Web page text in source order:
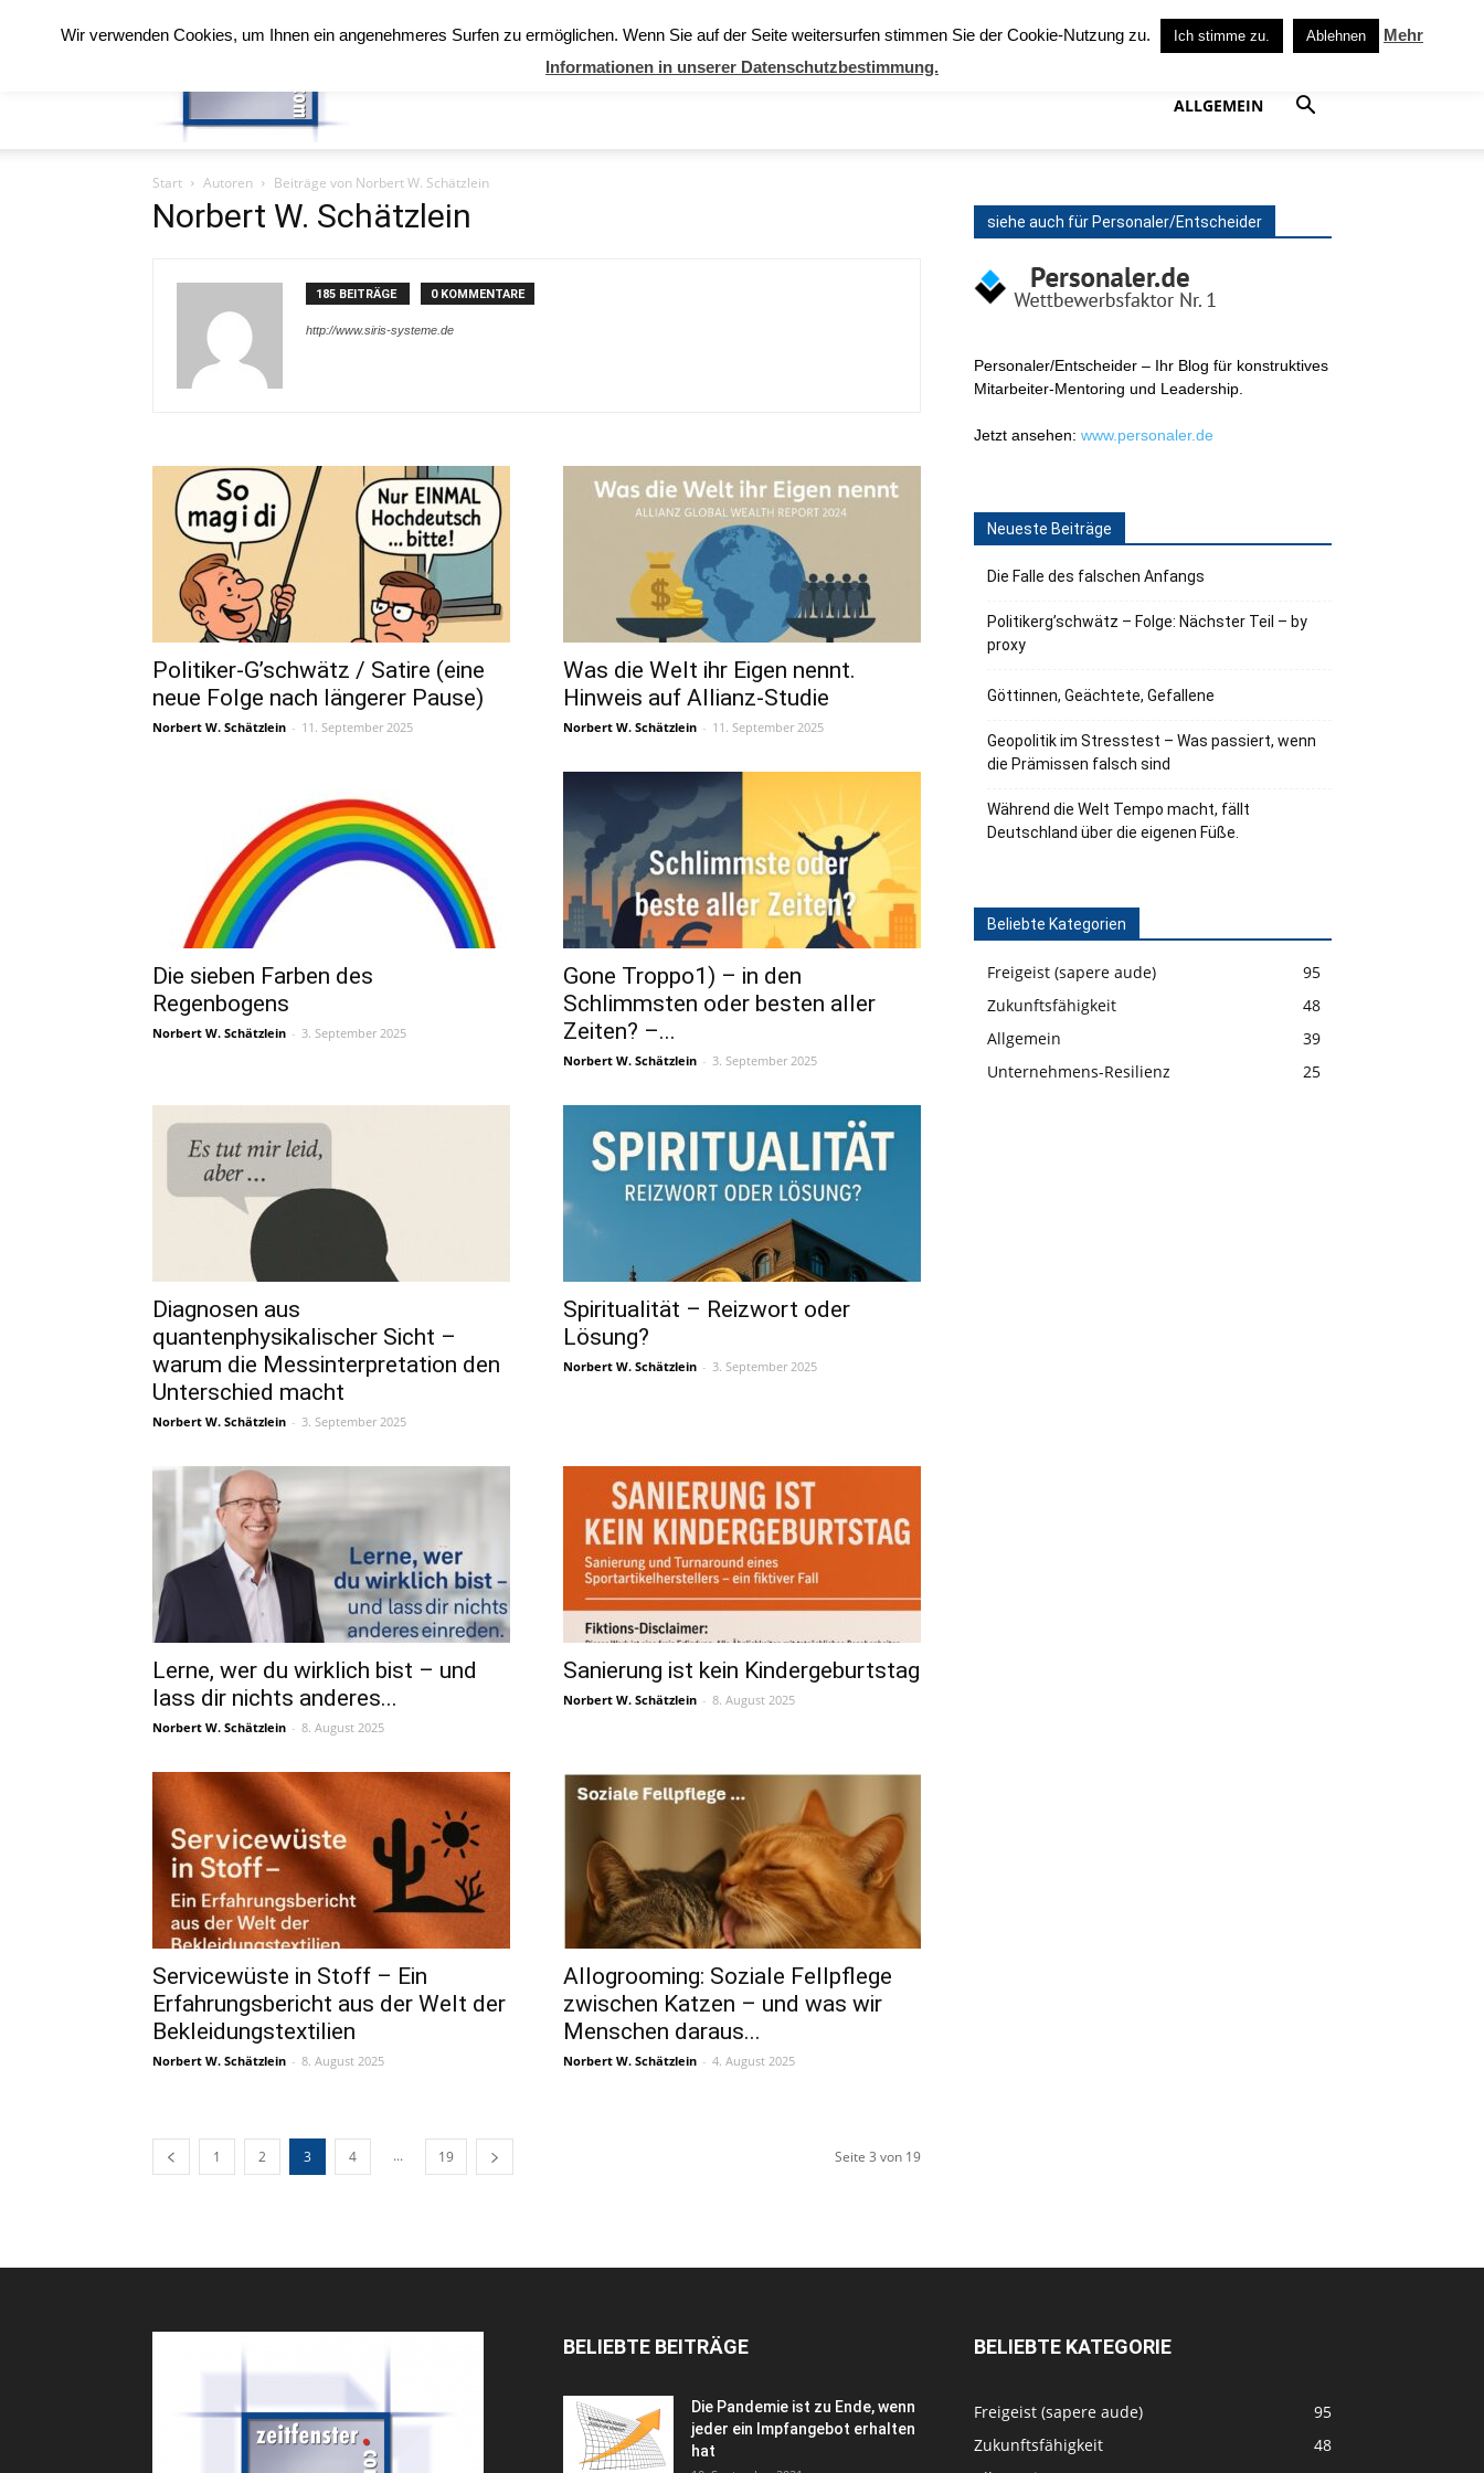
Datenschutz Impressum
ALLGEMEIN
Start Autoren Beiträge von Norbert W. Schätzlein
Norbert W. Schätzlein
185 BEITRÄGE 0 KOMMENTARE
http://www.siris-systeme.de
Politiker-G’schwätz / Satire (eine
neue Folge nach längerer Pause)
Norbert W. Schätzlein - 11. September 2025
Was die Welt ihr Eigen nennt.
Hinweis auf Allianz-Studie
Norbert W. Schätzlein - 11. September 2025
Die sieben Farben des
Regenbogens
Norbert W. Schätzlein - 3. September 2025
Gone Troppo1) – in den
Schlimmsten oder besten aller
Zeiten? –...
Norbert W. Schätzlein - 3. September 2025
Diagnosen aus
quantenphysikalischer Sicht –
warum die Messinterpretation den
Unterschied macht
Norbert W. Schätzlein - 3. September 2025
Spiritualität – Reizwort oder
Lösung?
Norbert W. Schätzlein - 3. September 2025
Lerne, wer du wirklich bist – und
lass dir nichts anderes...
Norbert W. Schätzlein - 8. August 2025
Sanierung ist kein Kindergeburtstag
Norbert W. Schätzlein - 8. August 2025
Servicewüste in Stoff – Ein
Erfahrungsbericht aus der Welt der
Bekleidungstextilien
Norbert W. Schätzlein - 8. August 2025
Allogrooming: Soziale Fellpflege
zwischen Katzen – und was wir
Menschen daraus...
Norbert W. Schätzlein - 4. August 2025
1 2 3 4 ... 19 Seite 3 von 19
siehe auch für Personaler/Entscheider
Personaler/Entscheider – Ihr Blog für konstruktives
Mitarbeiter-Mentoring und Leadership.
Jetzt ansehen: www.personaler.de
Neueste Beiträge
Die Falle des falschen Anfangs
Politikerg’schwätz – Folge: Nächster Teil – by
proxy
Göttinnen, Geächtete, Gefallene
Geopolitik im Stresstest – Was passiert, wenn
die Prämissen falsch sind
Während die Welt Tempo macht, fällt
Deutschland über die eigenen Füße.
Beliebte Kategorien
Freigeist (sapere aude)
95
Zukunftsfähigkeit
48
Allgemein
39
Unternehmens-Resilienz
25
BELIEBTE BEITRÄGE
Die Pandemie ist zu Ende, wenn
jeder ein Impfangebot erhalten
hat
BELIEBTE KATEGORIE
Freigeist (sapere aude)
95
Zukunftsfähigkeit
48
Wir verwenden Cookies, um Ihnen ein angenehmeres Surfen zu ermöglichen. Wenn Sie auf der Seite weitersurfen stimmen Sie der Cookie-Nutzung zu. Ich stimme zu. Ablehnen
Mehr
Informationen in unserer Datenschutzbestimmung.